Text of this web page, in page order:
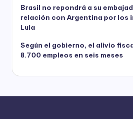
Brasil no repondrá a su
relación con Argentina por los
Lula
Según el gobierno, el alivio
8.700 empleos en seis meses